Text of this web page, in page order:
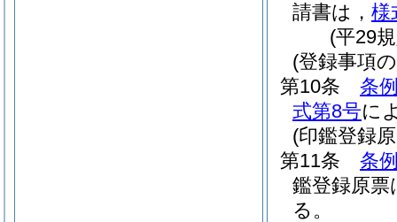
請書は， 様
(平29
(登録事項
第10条
条
式第8号に
(印鑑登録
第11条
条
鑑登録原
る。